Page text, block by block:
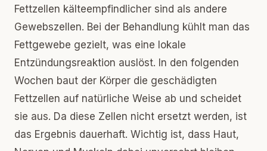
Fettzellen kälteempfindlicher sind als andere
Gewebszellen. Bei der Behandlung kühlt man das
Fettgewebe gezielt, was eine lokale
Entzündungsreaktion auslöst. In den folgenden
Wochen baut der Körper die geschädigten
Fettzellen auf natürliche Weise ab und scheidet
sie aus. Da diese Zellen nicht ersetzt werden, ist
das Ergebnis dauerhaft. Wichtig ist, dass Haut,